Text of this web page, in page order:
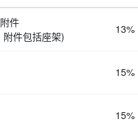
件
件包括座架)
13%
15%
15%